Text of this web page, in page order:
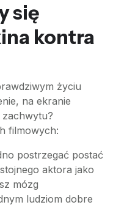
się
kontra
życiu
na ekranie
zachwytu?
filmowych:
postrzegać postać
aktora jako
mózg
ludziom dobre